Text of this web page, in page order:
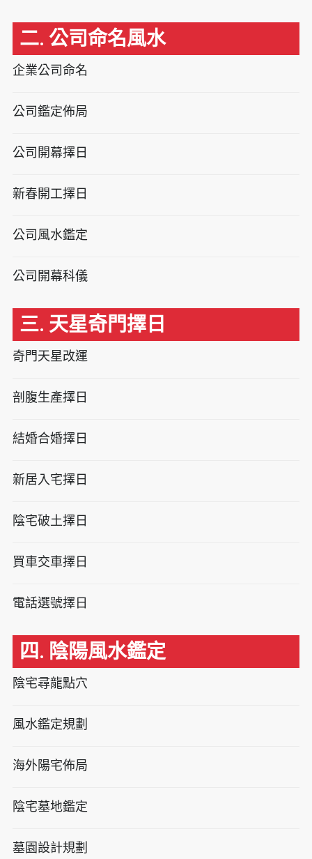
二. 公司命名風水
企業公司命名
公司鑑定佈局
公司開幕擇日
新春開工擇日
公司風水鑑定
公司開幕科儀
三. 天星奇門擇日
奇門天星改運
剖腹生產擇日
結婚合婚擇日
新居入宅擇日
陰宅破土擇日
買車交車擇日
電話選號擇日
四. 陰陽風水鑑定
陰宅尋龍點穴
風水鑑定規劃
海外陽宅佈局
陰宅墓地鑑定
墓園設計規劃